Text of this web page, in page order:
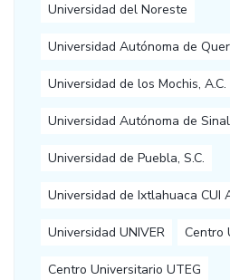
Universidad del Noreste
Universidad Autónoma de
Universidad de los Mochis, A.C.
Universidad Autónoma de
Universidad de Puebla, S.C.
Universidad de Ixtlahuaca CUI
Universidad UNIVER Centro
Centro Universitario UTEG